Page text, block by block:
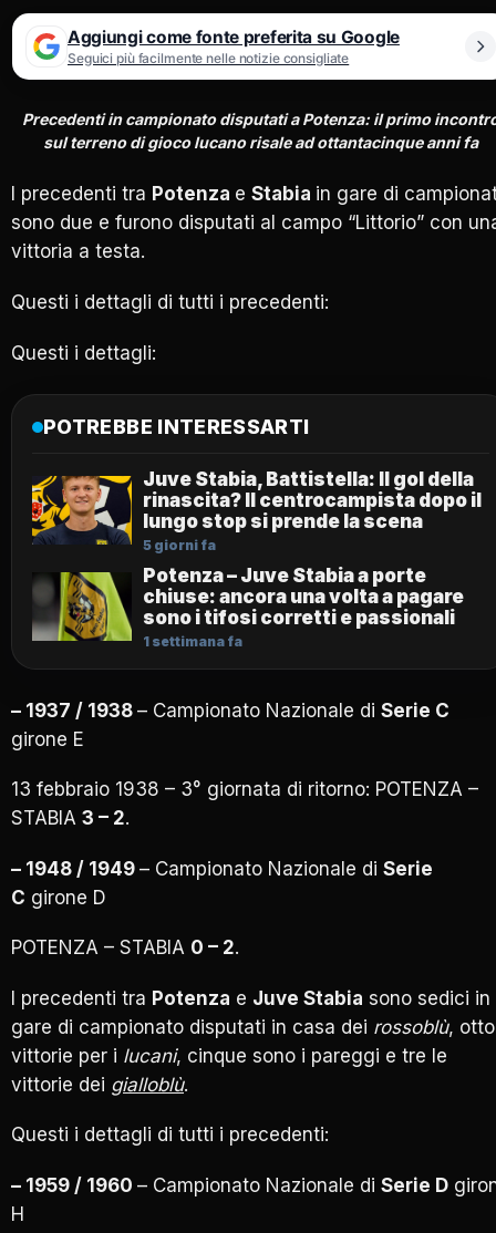
Aggiungi come fonte preferita su Google
Seguici più facilmente nelle notizie consigliate
Precedenti in campionato disputati a Potenza: il primo
sul terreno di gioco lucano risale ad ottantacinque anni fa
I precedenti tra Potenza e Stabia in gare di
sono due e furono disputati al campo “Littorio” con
vittoria a testa.
Questi i dettagli di tutti i precedenti:
Questi i dettagli:
POTREBBE INTERESSARTI
Juve Stabia, Battistella: Il gol della
rinascita? Il centrocampista dopo il
lungo stop si prende la scena
5 giorni fa
Potenza – Juve Stabia a porte
chiuse: ancora una volta a pagare
sono i tifosi corretti e passionali
1 settimana fa
– 1937 / 1938 – Campionato Nazionale di Serie C
girone E
13 febbraio 1938 – 3° giornata di ritorno: POTENZA –
STABIA 3 – 2.
– 1948 / 1949 – Campionato Nazionale di Serie
C girone D
POTENZA – STABIA 0 – 2.
I precedenti tra Potenza e Juve Stabia sono sedici in
gare di campionato disputati in casa dei rossoblù, otto
vittorie per i lucani, cinque sono i pareggi e tre le
vittorie dei gialloblù.
Questi i dettagli di tutti i precedenti:
– 1959 / 1960 – Campionato Nazionale di Serie D
H